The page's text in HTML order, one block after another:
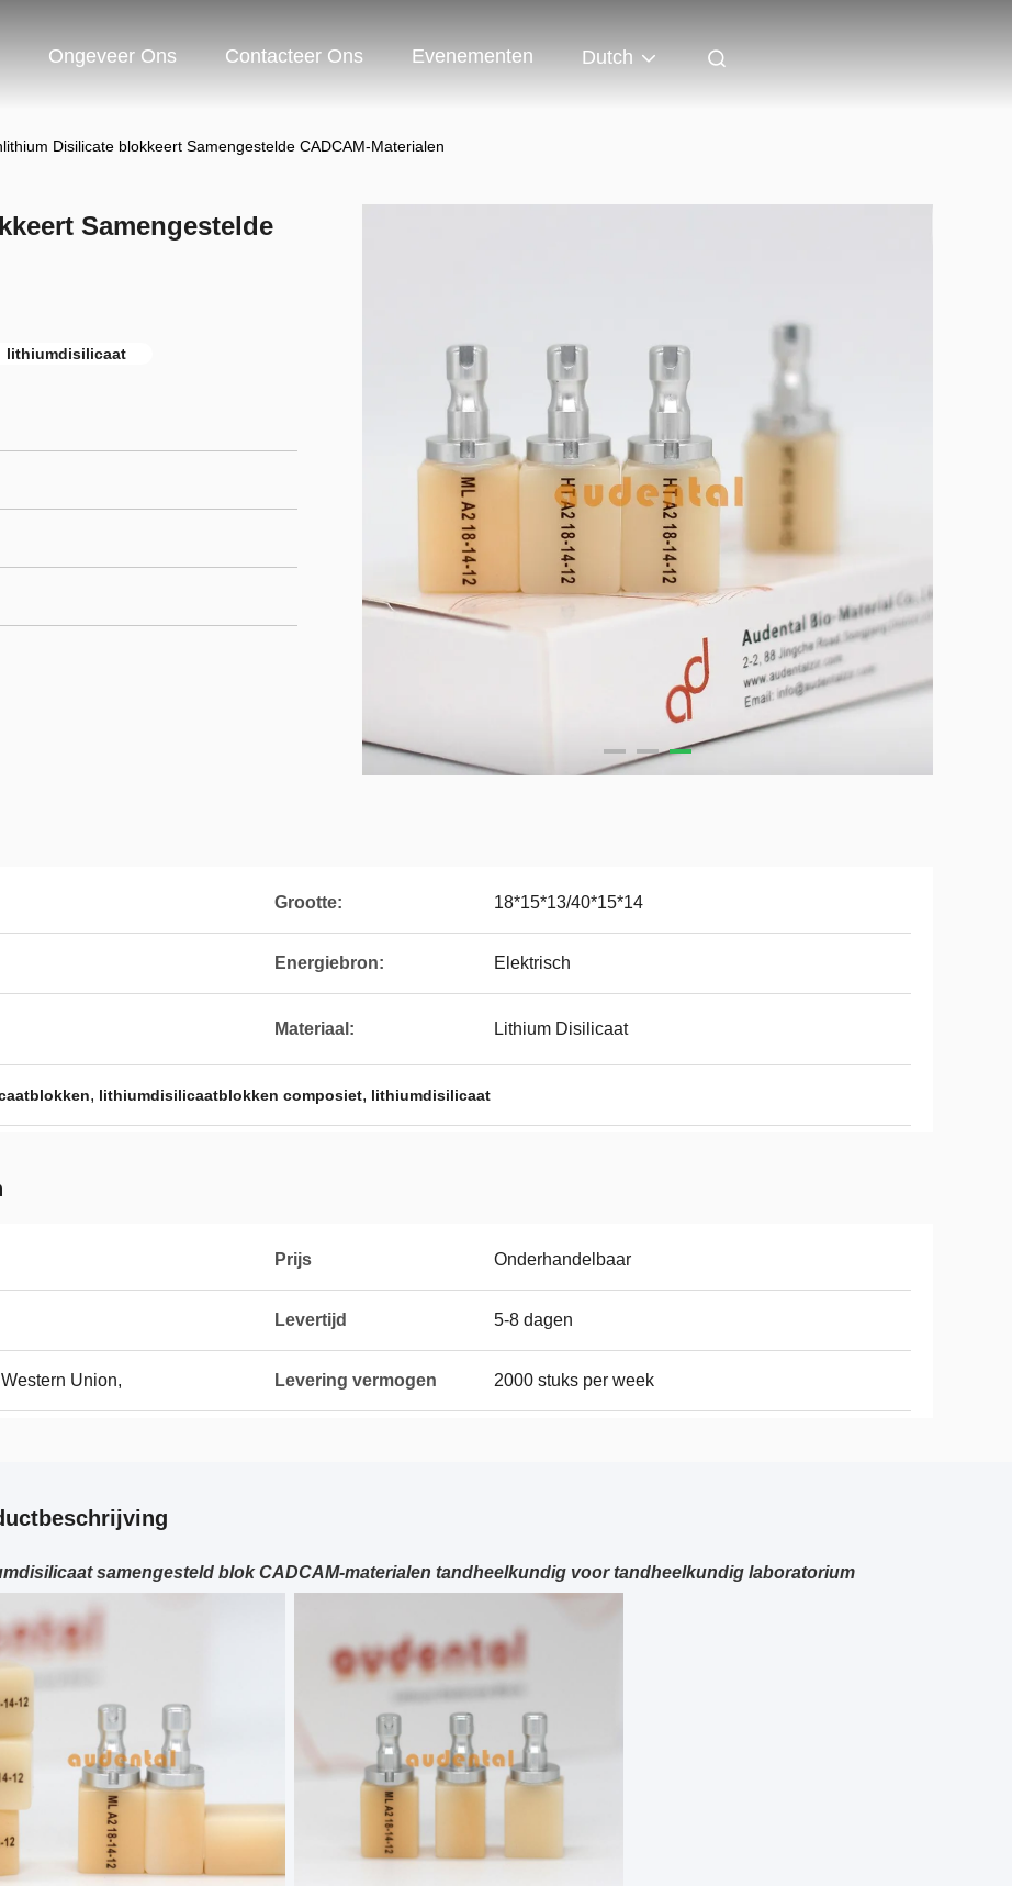
Ongeveer Ons Contacteer Ons Evenementen Dutch
Disilicate blokkeert Samengestelde CADCAM-Materialen
Samengestelde
lithiumdisilicaat
Grootte: 18*15*13/40*15*14
Energiebron: Elektrisch
Materiaal: Lithium Disilicaat
, lithiumdisilicaatblokken composiet, lithiumdisilicaat
Prijs Onderhandelbaar
Levertijd 5-8 dagen
Union, Levering vermogen 2000 stuks per week
samengesteld blok CADCAM-materialen tandheelkundig voor tandheelkundig laboratorium